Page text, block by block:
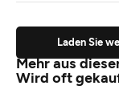
Laden Sie
Mehr aus
Wird oft